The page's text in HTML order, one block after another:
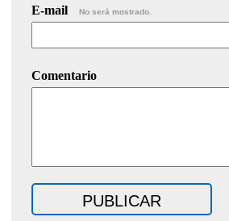
E-mail No será mostrado.
Comentario